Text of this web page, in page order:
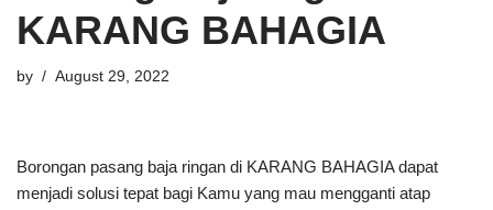
KARANG BAHAGIA
by August 29, 2022
Borongan pasang baja ringan di KARANG BAHAGIA dapat
menjadi solusi tepat bagi Kamu yang mau mengganti atap